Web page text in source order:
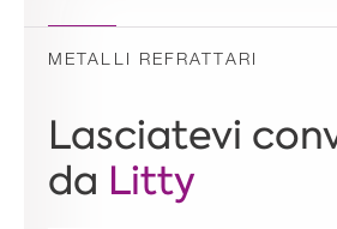
METALLI REFRATTARI
Lasciatevi
da Litty